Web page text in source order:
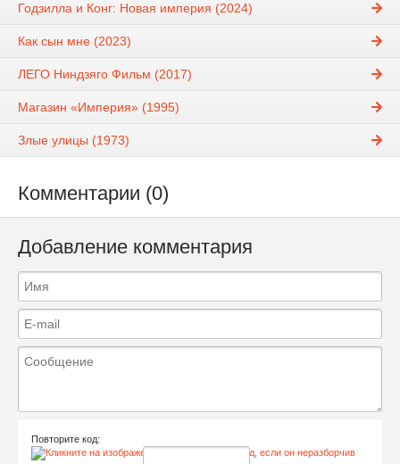
Годзилла и Конг: Новая империя (2024)
Как сын мне (2023)
ЛЕГО Ниндзяго Фильм (2017)
Магазин «Империя» (1995)
Злые улицы (1973)
Комментарии (0)
Добавление комментария
Повторите код: